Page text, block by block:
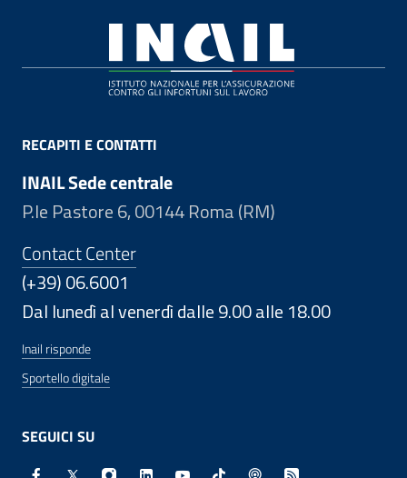
RECAPITI E CONTATTI
INAIL Sede centrale
P.le Pastore 6, 00144 Roma (RM)
Contact Center
(+39) 06.6001
Dal lunedì al venerdì dalle 9.00 alle 18.00
Inail risponde
Sportello digitale
SEGUICI SU